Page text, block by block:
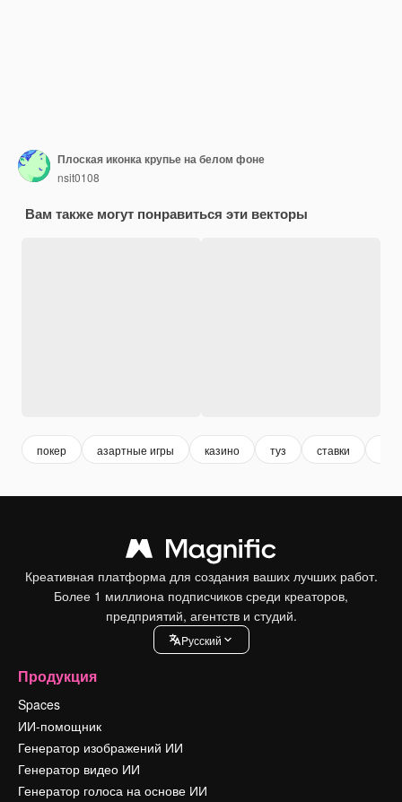
Плоская иконка крупье на белом фоне
nsit0108
Вам также могут понравиться эти векторы
покер азартные игры казино туз ставки
Креативная платформа для создания ваших лучших работ.
Более 1 миллиона подписчиков среди креаторов,
предприятий, агентств и студий.
Pусский
Продукция
Spaces
ИИ-помощник
Генератор изображений ИИ
Генератор видео ИИ
Генератор голоса на основе ИИ